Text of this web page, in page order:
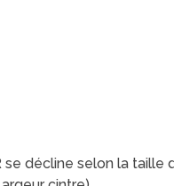
se décline selon la taille